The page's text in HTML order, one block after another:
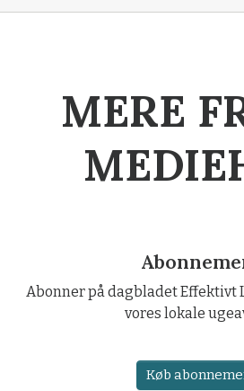
MERE
Abonner på dagbladet Effektivt
vores lokale
Køb